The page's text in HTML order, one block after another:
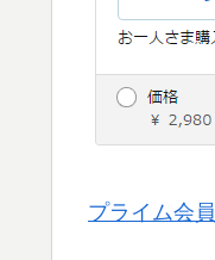
プライム会員